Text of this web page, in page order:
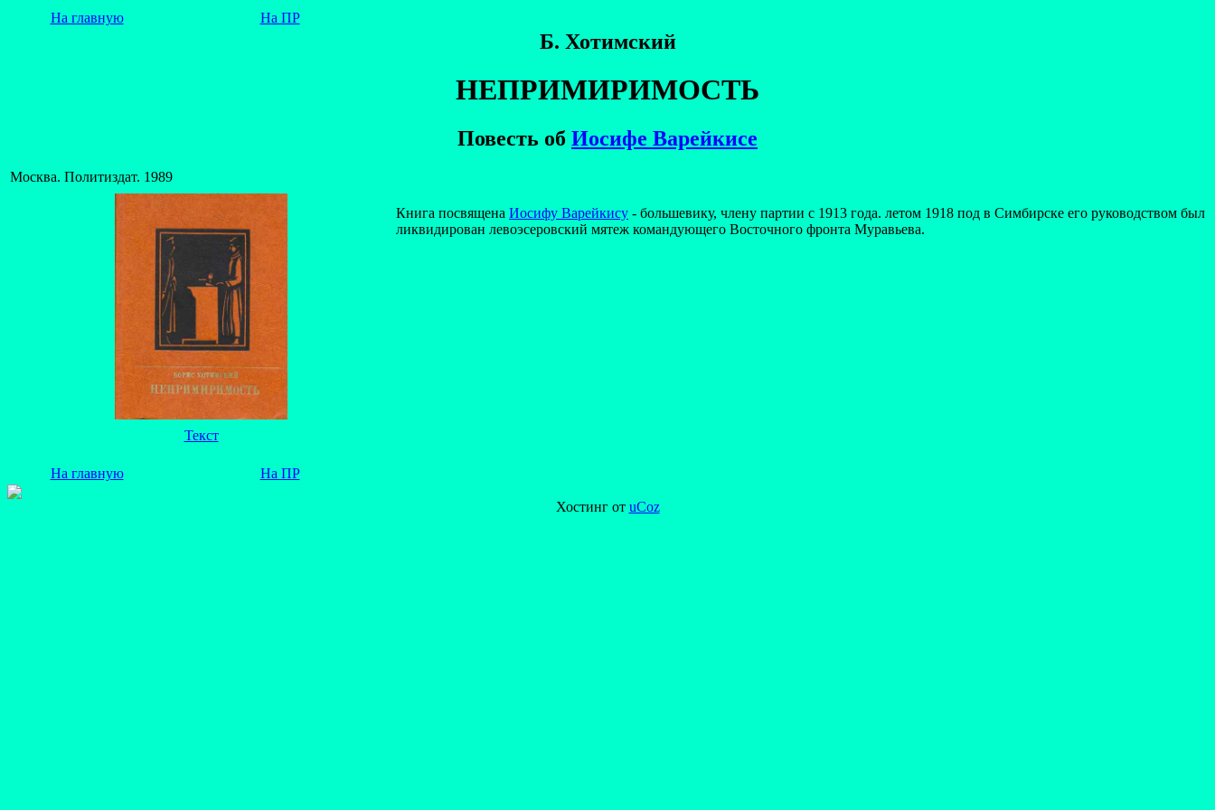
На главную На ПР
Б. Хотимский
НЕПРИМИРИМОСТЬ
Повесть об Иосифе Варейкисе
Москва. Политиздат. 1989
Книга посвящена Иосифу Варейкису - большевику, члену партии с 1913 года. летом 1918 под в Симбирске его руководством был
ликвидирован левоэсеровский мятеж командующего Восточного фронта Муравьева.
Текст
На главную На ПР
Хостинг от uCoz